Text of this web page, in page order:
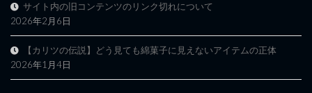
サイト内の旧コンテンツのリンク切れについて
2026年2月6日
【カリツの伝説】どう見ても綿菓子に見えないアイテムの正体
2026年1月4日